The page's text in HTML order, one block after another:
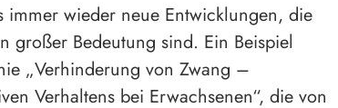
immer wieder neue Entwicklungen, die
großer Bedeutung sind. Ein Beispiel
„Verhinderung von Zwang –
Verhaltens bei Erwachsenen“, die von